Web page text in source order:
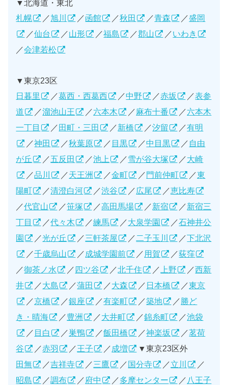
▼北海道・東北
札幌
／旭川 ／函館 ／秋田 ／青森 ／盛岡
／仙台 ／山形 ／福島 ／郡山 ／いわき
／会津若松
▼東京23区
日暮里
／葛西・西葛西 ／中野 ／赤坂 ／表参
道
／溜池山王 ／六本木 ／ 麻布十番 ／六本木
一丁目
／田町・三田 ／新橋 ／汐留 ／有明
／神田 ／秋葉原 ／ 目黒 ／中目黒 ／ 自由
が丘
／五反田 ／池上 ／雪が谷大塚 ／大崎
／品川 ／天王洲 ／金町 ／門前仲町 ／東
陽町
／清澄白河 ／渋谷 ／ 広尾 ／恵比寿
／代官山 ／笹塚 ／高田馬場 ／新宿 ／新宿三
丁目
／代々木 ／練馬 ／大泉学園 ／石神井公
園
／光が丘 ／三軒茶屋 ／ 二子玉川 ／下北沢
／千歳烏山 ／ 成城学園前 ／ 用賀 ／荻窪
／御茶ノ水 ／ 四ツ谷 ／北千住 ／ 上野 ／西新
井
／大島 ／蒲田 ／大森 ／ 日本橋 ／東京
／京橋 ／銀座 ／有楽町 ／築地 ／ 勝ど
き・晴海
／豊洲 ／大井町 ／錦糸町 ／池袋
／ 目白 ／巣鴨 ／飯田橋 ／神楽坂 ／茗荷
谷
／赤羽 ／王子 ／ 成増
▼東京23区外
田無
／吉祥寺 ／三鷹 ／国分寺 ／立川
／
昭島
／調布 ／ 府中 ／多摩センター ／ 八王子